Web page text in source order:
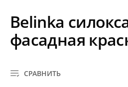
Belinka
фасадная
СРАВНИТЬ